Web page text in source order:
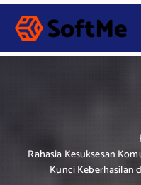
S
p
Rahasia Kesuksesan
Kunci Keberhasilan